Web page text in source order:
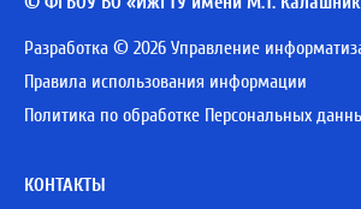
Разработка © 2026 Управление
Правила использования информации
Политика по обработке Персональных
КОНТАКТЫ